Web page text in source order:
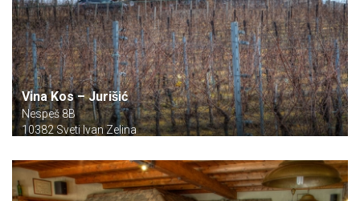
Vina Kos – Jurišić
Nespeš 8B
10382 Sveti Ivan Zelina